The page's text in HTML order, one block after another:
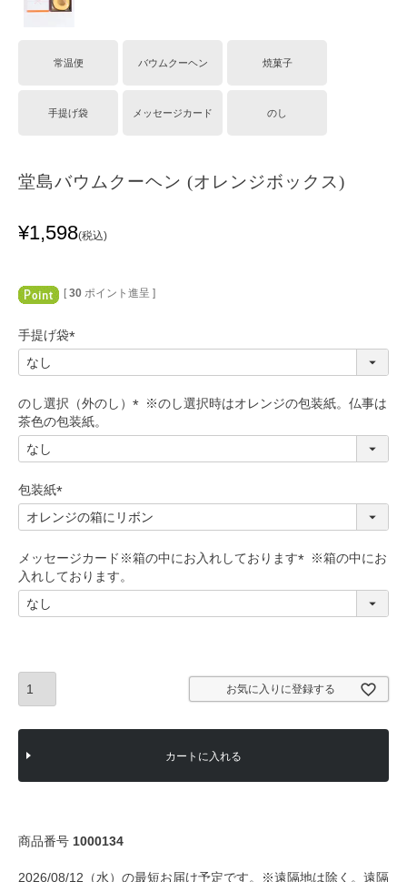
常温便 バウムクーヘン 焼菓子
手提げ袋 メッセージカード のし
堂島バウムクーヘン (オレンジボックス)
¥1,598 税込
[ 30 ポイント進呈 ]
手提げ袋
必
)
のし選択（外のし）
須
包装紙
(
必
メッセージカード※箱の中にお入れしております
須
お気に入りに登録する
カートに入れる
商品番号 1000134
2026/08/12（水）の最短お届け予定です。※遠隔地は除く。遠隔